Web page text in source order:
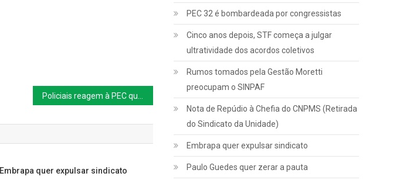
Embrapa quer expulsar sindicato
PEC 32 é bombardeada por congressistas
Cinco anos depois, STF começa a julgar
ultratividade dos acordos coletivos
Rumos tomados pela Gestão Moretti
preocupam o SINPAF
Nota de Repúdio à Chefia do CNPMS (Retirada
do Sindicato da Unidade)
Embrapa quer expulsar sindicato
Paulo Guedes quer zerar a pauta